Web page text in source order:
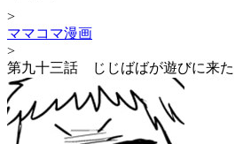
>
ママコマ漫画
>
第九十三話 じじばばが遊びに来た